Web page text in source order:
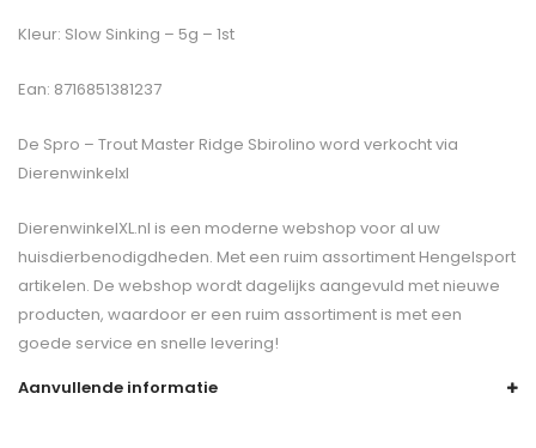
Kleur: Slow Sinking – 5g – 1st
Ean: 8716851381237
De Spro – Trout Master Ridge Sbirolino word verkocht via
Dierenwinkelxl
DierenwinkelXL.nl is een moderne webshop voor al uw
huisdierbenodigdheden. Met een ruim assortiment Hengelsport
artikelen. De webshop wordt dagelijks aangevuld met nieuwe
producten, waardoor er een ruim assortiment is met een
goede service en snelle levering!
Aanvullende informatie